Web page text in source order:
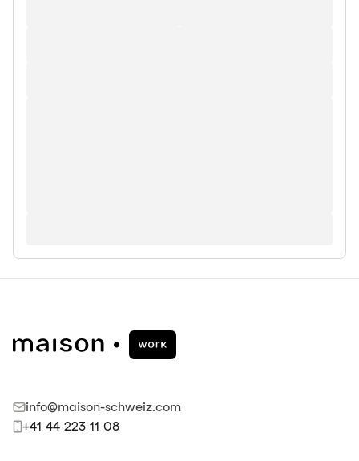
info@maison-schweiz.com
+41 44 223 11 08